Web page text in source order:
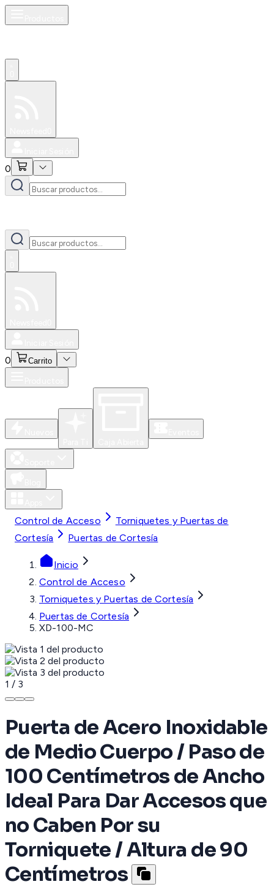
0
0 Carrito
Control de Acceso
Torniquetes y Puertas de
Cortesía
Puertas de Cortesía
Inicio
Control de Acceso
Torniquetes y Puertas de Cortesía
Puertas de Cortesía
XD-100-MC
1 / 3
Puerta de Acero Inoxidable
de Medio Cuerpo / Paso de
100 Centímetros de Ancho
Ideal Para Dar Accesos que
no Caben Por su
Torniquete / Altura de 90
Centímetros